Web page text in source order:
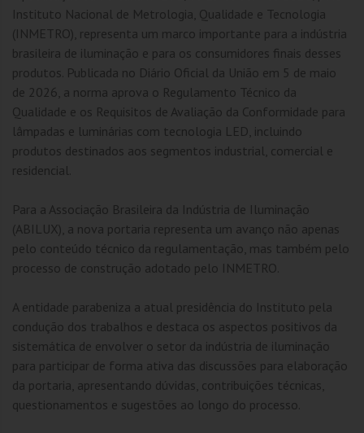
Instituto Nacional de Metrologia, Qualidade e Tecnologia
(INMETRO), representa um marco importante para a indústria
brasileira de iluminação e para os consumidores finais desses
produtos. Publicada no Diário Oficial da União em 5 de maio
de 2026, a norma aprova o Regulamento Técnico da
Qualidade e os Requisitos de Avaliação da Conformidade para
lâmpadas e luminárias com tecnologia LED, incluindo
produtos destinados aos segmentos industrial, comercial e
residencial.
Para a Associação Brasileira da Indústria de Iluminação
(ABILUX), a nova portaria representa um avanço não apenas
pelo conteúdo técnico da regulamentação, mas também pelo
processo de construção adotado pelo INMETRO.
A entidade parabeniza a atual presidência do Instituto pela
condução dos trabalhos e destaca os aspectos positivos da
sistemática de envolver o setor da indústria de iluminação
para participar de forma ativa das discussões para elaboração
da portaria, apresentando dúvidas, contribuições técnicas,
questionamentos e sugestões ao longo do processo.